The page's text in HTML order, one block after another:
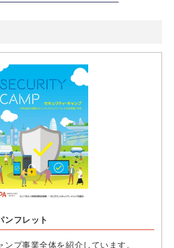
ンフレット
ンプ事業全体を紹介しています。